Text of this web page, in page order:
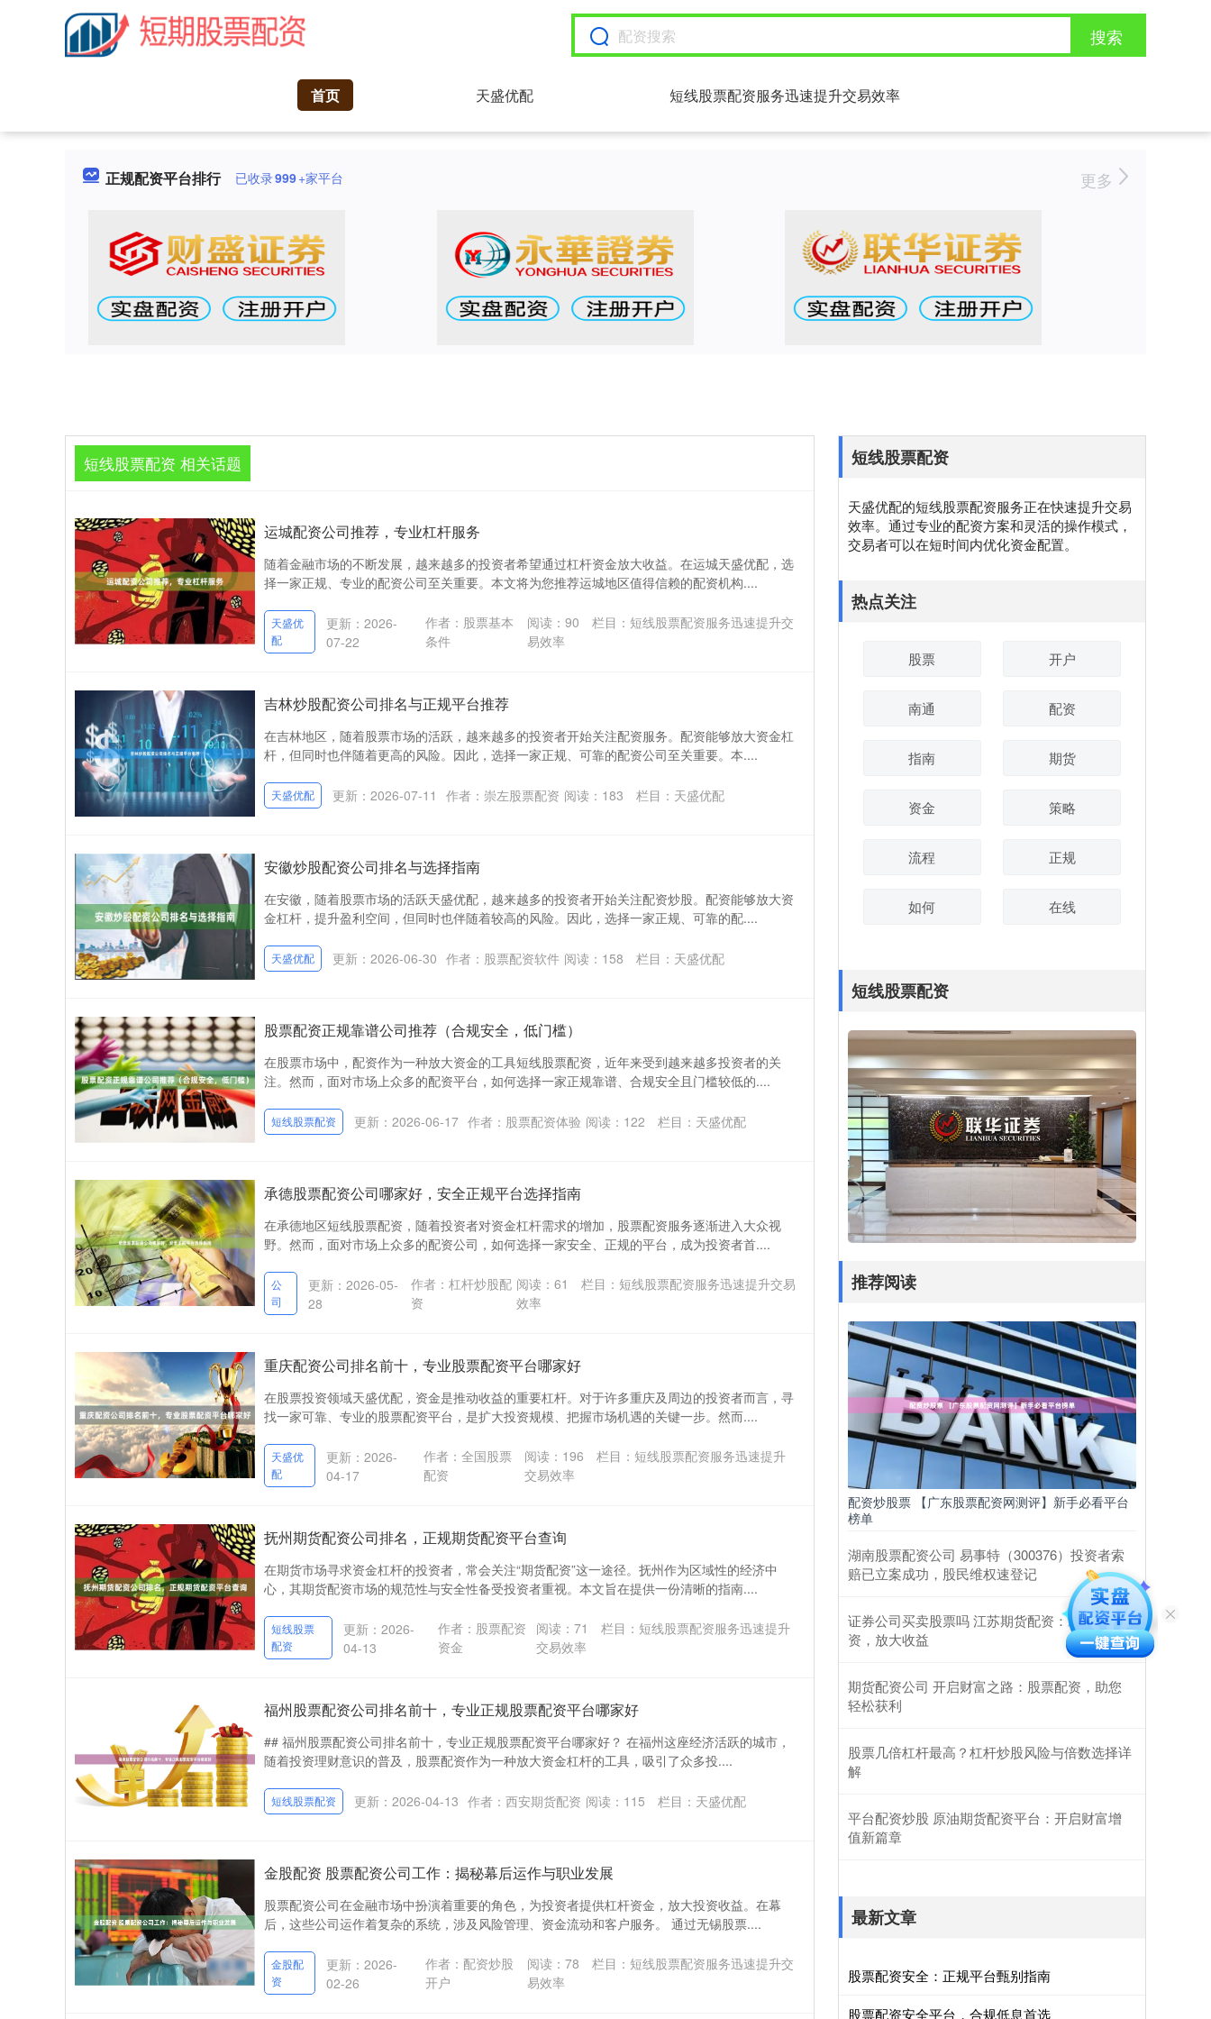
搜索
首页 天盛优配 短线股票配资服务迅速提升交易效率
正规配资平台排行 已收录999+家平台 更多
短线股票配资 相关话题
运城配资公司推荐，专业杠杆服务
随着金融市场的不断发展，越来越多的投资者希望通过杠杆资金放大收益。在运城天盛优配，选
择一家正规、专业的配资公司至关重要。本文将为您推荐运城地区值得信赖的配资机构....
天盛优
配
更新：2026-
07-22
作者：股票基本
条件
阅读： 90 栏目： 短线股票配资服务迅速提升交
易效率
吉林炒股配资公司排名与正规平台推荐
在吉林地区，随着股票市场的活跃，越来越多的投资者开始关注配资服务。配资能够放大资金杠
杆，但同时也伴随着更高的风险。因此，选择一家正规、可靠的配资公司至关重要。本....
天盛优配 更新：2026-07-11 作者：崇左股票配资 阅读： 183 栏目： 天盛优配
安徽炒股配资公司排名与选择指南
在安徽，随着股票市场的活跃天盛优配，越来越多的投资者开始关注配资炒股。配资能够放大资
金杠杆，提升盈利空间，但同时也伴随着较高的风险。因此，选择一家正规、可靠的配....
天盛优配 更新：2026-06-30 作者：股票配资软件 阅读： 158 栏目： 天盛优配
股票配资正规靠谱公司推荐（合规安全，低门槛）
在股票市场中，配资作为一种放大资金的工具短线股票配资，近年来受到越来越多投资者的关
注。然而，面对市场上众多的配资平台，如何选择一家正规靠谱、合规安全且门槛较低的....
短线股票配资 更新：2026-06-17 作者：股票配资体验 阅读： 122 栏目： 天盛优配
承德股票配资公司哪家好，安全正规平台选择指南
在承德地区短线股票配资，随着投资者对资金杠杆需求的增加，股票配资服务逐渐进入大众视
野。然而，面对市场上众多的配资公司，如何选择一家安全、正规的平台，成为投资者首....
公
司
更新：2026-05-
28
作者：杠杆炒股配
资
阅读： 61 栏目： 短线股票配资服务迅速提升交易
效率
重庆配资公司排名前十，专业股票配资平台哪家好
在股票投资领域天盛优配，资金是推动收益的重要杠杆。对于许多重庆及周边的投资者而言，寻
找一家可靠、专业的股票配资平台，是扩大投资规模、把握市场机遇的关键一步。然而....
天盛优
配
更新：2026-
04-17
作者：全国股票
配资
阅读： 196 栏目： 短线股票配资服务迅速提升
交易效率
抚州期货配资公司排名，正规期货配资平台查询
在期货市场寻求资金杠杆的投资者，常会关注“期货配资”这一途径。抚州作为区域性的经济中
心，其期货配资市场的规范性与安全性备受投资者重视。本文旨在提供一份清晰的指南....
短线股票
配资
更新：2026-
04-13
作者：股票配资
资金
阅读：71 栏目： 短线股票配资服务迅速提升
交易效率
福州股票配资公司排名前十，专业正规股票配资平台哪家好
## 福州股票配资公司排名前十，专业正规股票配资平台哪家好？ 在福州这座经济活跃的城市，
随着投资理财意识的普及，股票配资作为一种放大资金杠杆的工具，吸引了众多投....
短线股票配资 更新：2026-04-13 作者：西安期货配资 阅读： 115 栏目： 天盛优配
金股配资 股票配资公司工作：揭秘幕后运作与职业发展
股票配资公司在金融市场中扮演着重要的角色，为投资者提供杠杆资金，放大投资收益。在幕
后，这些公司运作着复杂的系统，涉及风险管理、资金流动和客户服务。 通过无锡股票....
金股配
资
更新：2026-
02-26
作者：配资炒股
开户
阅读： 78 栏目： 短线股票配资服务迅速提升交
易效率
短线股票配资
天盛优配的短线股票配资服务正在快速提升交易
效率。通过专业的配资方案和灵活的操作模式，
交易者可以在短时间内优化资金配置。
热点关注
股票 开户
南通 配资
指南 期货
资金 策略
流程 正规
如何 在线
短线股票配资
推荐阅读
配资炒股票 【广东股票配资网测评】新手必看平台
榜单
湖南股票配资公司 易事特（300376）投资者索
赔已立案成功，股民维权速登记
证券公司买卖股票吗 江苏期货配资：助力投
资，放大收益
期货配资公司 开启财富之路：股票配资，助您
轻松获利
股票几倍杠杆最高？杠杆炒股风险与倍数选择详
解
平台配资炒股 原油期货配资平台：开启财富增
值新篇章
最新文章
股票配资安全：正规平台甄别指南
股票配资安全平台，合规低息首选